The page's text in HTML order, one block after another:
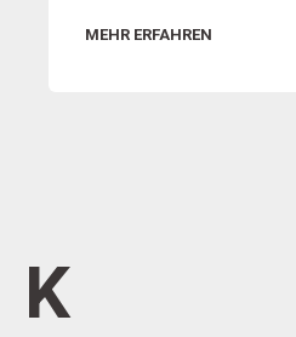
MEHR ERFAHREN
K